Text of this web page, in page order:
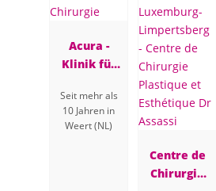
Acura -
Klinik für
Chirurgie
Seit mehr als
10 Jahren in
Weert (NL)
Centre de
Chirurgie